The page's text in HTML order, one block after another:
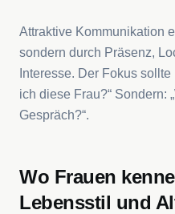
Attraktive Kommunikation
sondern durch Präsenz,
Interesse. Der Fokus
ich diese Frau?“ Sondern:
Gespräch?“.
Wo Frauen
Lebensstil und